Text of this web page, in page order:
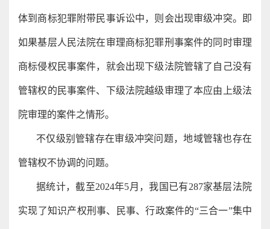
体到商标犯罪附带民事诉讼中，则会出现审级冲突。即
如果基层人民法院在审理商标犯罪刑事案件的同时审理
商标侵权民事案件，就会出现下级法院管辖了自己没有
管辖权的民事案件、下级法院越级审理了本应由上级法
院审理的案件之情形。
不仅级别管辖存在审级冲突问题，地域管辖也存在
管辖权不协调的问题。
据统计，截至2024年5月，我国已有287家基层法院
实现了知识产权刑事、民事、行政案件的“三合一”集中